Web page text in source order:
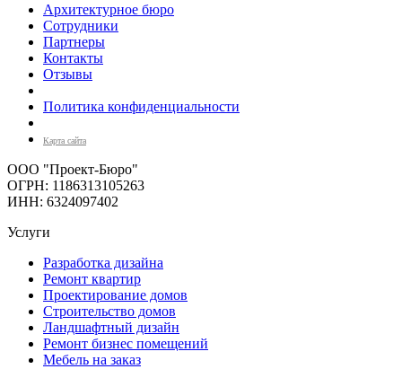
Архитектурное бюро
Сотрудники
Партнеры
Контакты
Отзывы
Политика конфиденциальности
Карта сайта
ООО "Проект-Бюро"
ОГРН: 1186313105263
ИНН: 6324097402
Услуги
Разработка дизайна
Ремонт квартир
Проектирование домов
Строительство домов
Ландшафтный дизайн
Ремонт бизнес помещений
Мебель на заказ